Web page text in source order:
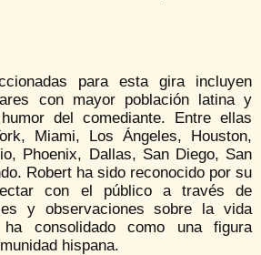
para esta gira incluyen
con mayor población latina y
del comediante. Entre ellas
Miami, Los Ángeles, Houston,
Phoenix, Dallas, San Diego, San
Robert ha sido reconocido por su
con el público a través de
y observaciones sobre la vida
consolidado como una figura
hispana.